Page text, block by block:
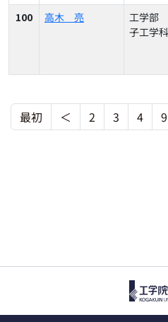
100
高木 亮
工学部
子工学科
最初 ＜ 2 3 4 9